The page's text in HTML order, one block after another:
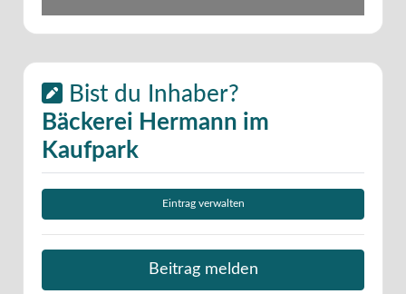
Bist du Inhaber?
Bäckerei Hermann im
Kaufpark
Eintrag verwalten
Beitrag melden